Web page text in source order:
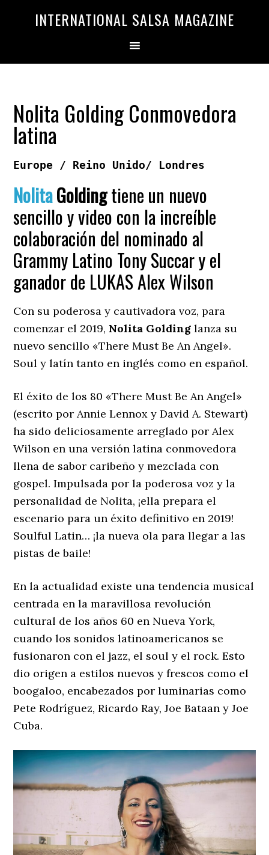
INTERNATIONAL SALSA MAGAZINE
Nolita Golding Conmovedora
latina
Europe / Reino Unido/ Londres
NolitaGoldingtiene un nuevo
sencillo y video con la increíble
colaboración del nominado al
Grammy Latino Tony Succar y el
ganador de LUKAS Alex Wilson
Con su poderosa y cautivadora voz, para
comenzar el 2019, Nolita Golding lanza su
nuevo sencillo «There Must Be An Angel».
Soul y latín tanto en inglés como en español.
El éxito de los 80 «There Must Be An Angel»
(escrito por Annie Lennox y David A. Stewart)
ha sido deliciosamente arreglado por Alex
Wilson en una versión latina conmovedora
llena de sabor caribeño y mezclada con
gospel. Impulsada por la poderosa voz y la
personalidad de Nolita, ¡ella prepara el
escenario para un éxito definitivo en 2019!
Soulful Latin… ¡la nueva ola para llegar a las
pistas de baile!
En la actualidad existe una tendencia musical
centrada en la maravillosa revolución
cultural de los años 60 en Nueva York,
cuando los sonidos latinoamericanos se
fusionaron con el jazz, el soul y el rock. Esto
dio origen a estilos nuevos y frescos como el
boogaloo, encabezados por luminarias como
Pete Rodríguez, Ricardo Ray, Joe Bataan y Joe
Cuba.